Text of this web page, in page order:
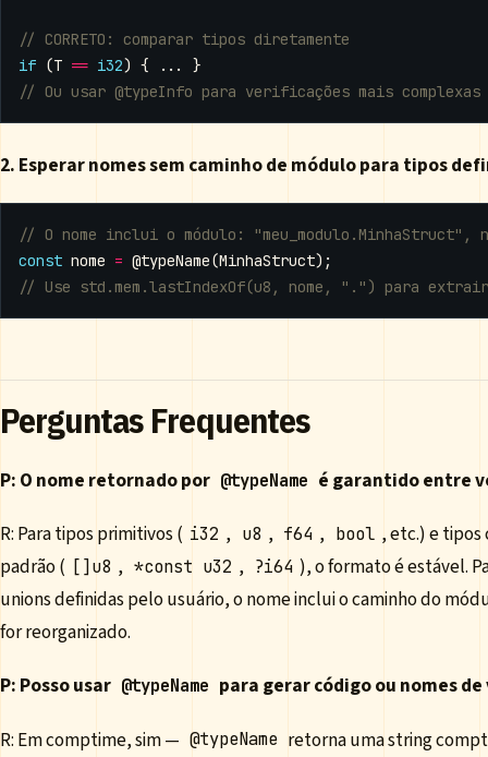
if (T == i32) { ...
}
2. Esperar nomes sem caminho de módulo para tipos
const nome = @typeName(MinhaStruct);
Perguntas Frequentes
P: O nome retornado por @typeName é garantido entre
R: Para tipos primitivos ( i32 , u8 , f64 , bool , etc.) e
padrão ( []u8 , *const u32 , ?i64 ), o formato é estável.
unions definidas pelo usuário, o nome inclui o caminho do
for reorganizado.
P: Posso usar @typeName para gerar código ou nomes
R: Em comptime, sim — @typeName retorna uma string